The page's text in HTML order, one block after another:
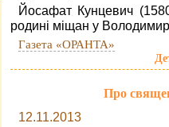
Йосафат Кунцевич
родині міщан у
Газета «ОРАНТА»
Про
12.11.2013